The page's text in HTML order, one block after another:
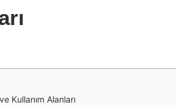
Kullanım Alanları